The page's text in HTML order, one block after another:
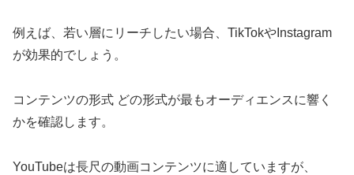
例えば、若い層にリーチしたい場合、TikTokやInstagram
が効果的でしょう。
コンテンツの形式 どの形式が最もオーディエンスに響く
かを確認します。
YouTubeは長尺の動画コンテンツに適していますが、